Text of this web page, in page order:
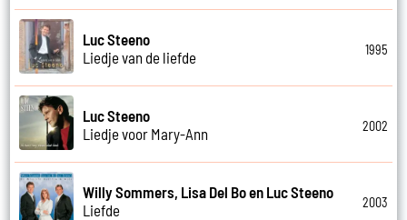
Luc Steeno
Liedje van de liefde
1995
Luc Steeno
Liedje voor Mary-Ann
2002
Willy Sommers, Lisa Del Bo en Luc Steeno
Liefde
2003